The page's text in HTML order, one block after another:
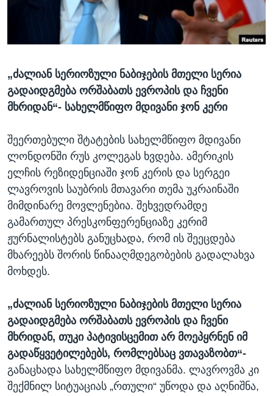
ᲡᲢᲣᲓᲘᲐ ᲕᲐᲨᲘᲜᲒᲢᲝᲜᲘ
ᲔᲙᲝᲜᲝᲛᲘᲙᲐ
ᲯᲐᲜᲛᲠᲗᲔᲚᲝᲑᲐ
ᲘᲜᲢᲔᲠᲕᲘᲣ
ᲙᲣᲚᲢᲣᲠᲐ
ᲓᲔᲖᲘᲜᲤᲝᲠᲛᲐᲪᲘᲐ
Learning English
ენები
„ძალიან სერიოზული ნაბიჯების მთელი სერია
გადაიდგმება ორშაბათს ევროპის და ჩვენი
მხრიდან“- სახელმწიფო მდივანი ჯონ კერი
შეერთებული შტატების სახელმწიფო მდივანი
ლონდონში რუს კოლეგას ხვდება. ამერიკის
ელჩის რეზიდენციაში ჯონ კერის და სერგეი
ლავროვის საუბრის მთავარი თემა უკრაინაში
მიმდინარე მოვლენებია. შეხვედრამდე
გამართულ პრესკონფერენციაზე კერიმ
ჟურნალისტებს განუცხადა, რომ ის შეეცდება
მხარეებს შორის წინააღმდეგობების გადალახვა
მოხდეს.
„ძალიან სერიოზული ნაბიჯების მთელი სერია
გადაიდგმება ორშაბათს ევროპის და ჩვენი
მხრიდან, თუკი პატივისცემით არ მოეპყრნენ იმ
გადაწყვეტილებებს, რომლებსაც ვთავაზობთ“-
განაცხადა სახელმწიფო მდივანმა. ლავროვმა კი
შექმნილ სიტუაციას „რთული“ უწოდა და აღნიშნა,